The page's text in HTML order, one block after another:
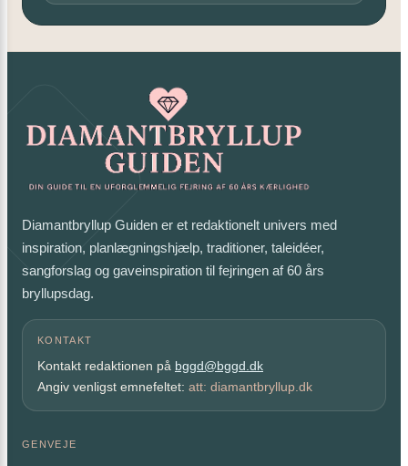
Diamantbryllup Guiden er et redaktionelt univers med
inspiration, planlægningshjælp, traditioner, taleidéer,
sangforslag og gaveinspiration til fejringen af 60 års
bryllupsdag.
KONTAKT
Kontakt redaktionen på bggd@bggd.dk
Angiv venligst emnefeltet: att: diamantbryllup.dk
GENVEJE